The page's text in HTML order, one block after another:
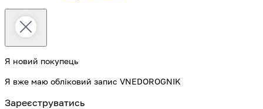
Я новий покупець
Я вже маю обліковий запис VNEDOROGNIK
Зареєструватись